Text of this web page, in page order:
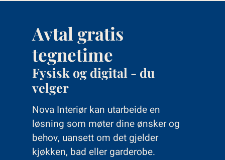
Avtal gratis
tegnetime
Fysisk og digital - du
velger
Nova Interiør kan utarbeide en
løsning som møter dine ønsker og
behov, uansett om det gjelder
kjøkken, bad eller garderobe.